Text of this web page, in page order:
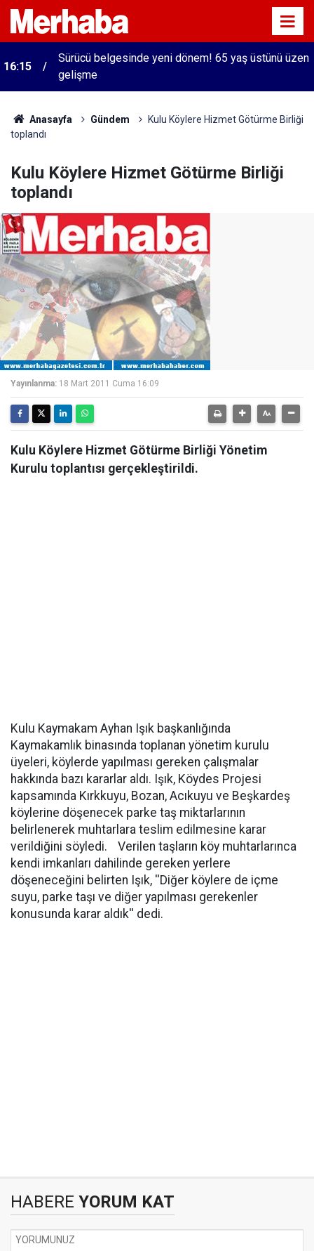
16:15
Sürücü belgesinde yeni dönem! 65 yaş üstünü üzen
gelişme
Anasayfa Gündem
Kulu Köylere Hizmet Götürme Birliği
toplandı
Kulu Köylere Hizmet Götürme Birliği
toplandı
Yayınlanma: 18 Mart 2011 Cuma 16:09
Kulu Köylere Hizmet Götürme Birliği Yönetim
Kurulu toplantısı gerçekleştirildi.
Kulu Kaymakam Ayhan Işık başkanlığında
Kaymakamlık binasında toplanan yönetim kurulu
üyeleri, köylerde yapılması gereken çalışmalar
hakkında bazı kararlar aldı. Işık, Köydes Projesi
kapsamında Kırkkuyu, Bozan, Acıkuyu ve Beşkardeş
köylerine döşenecek parke taş miktarlarının
belirlenerek muhtarlara teslim edilmesine karar
verildiğini söyledi. Verilen taşların köy muhtarlarınca
kendi imkanları dahilinde gereken yerlere
döşeneceğini belirten Işık, ''Diğer köylere de içme
suyu, parke taşı ve diğer yapılması gerekenler
konusunda karar aldık'' dedi.
HABERE YORUM KAT